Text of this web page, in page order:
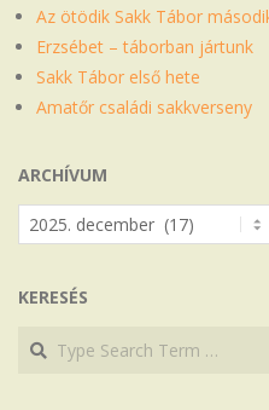
Az ötödik Sakk Tábor
Erzsébet – táborban jártunk
Sakk Tábor első hete
Amatőr családi sakkverseny
ARCHÍVUM
Archívum
KERESÉS
Search
Search